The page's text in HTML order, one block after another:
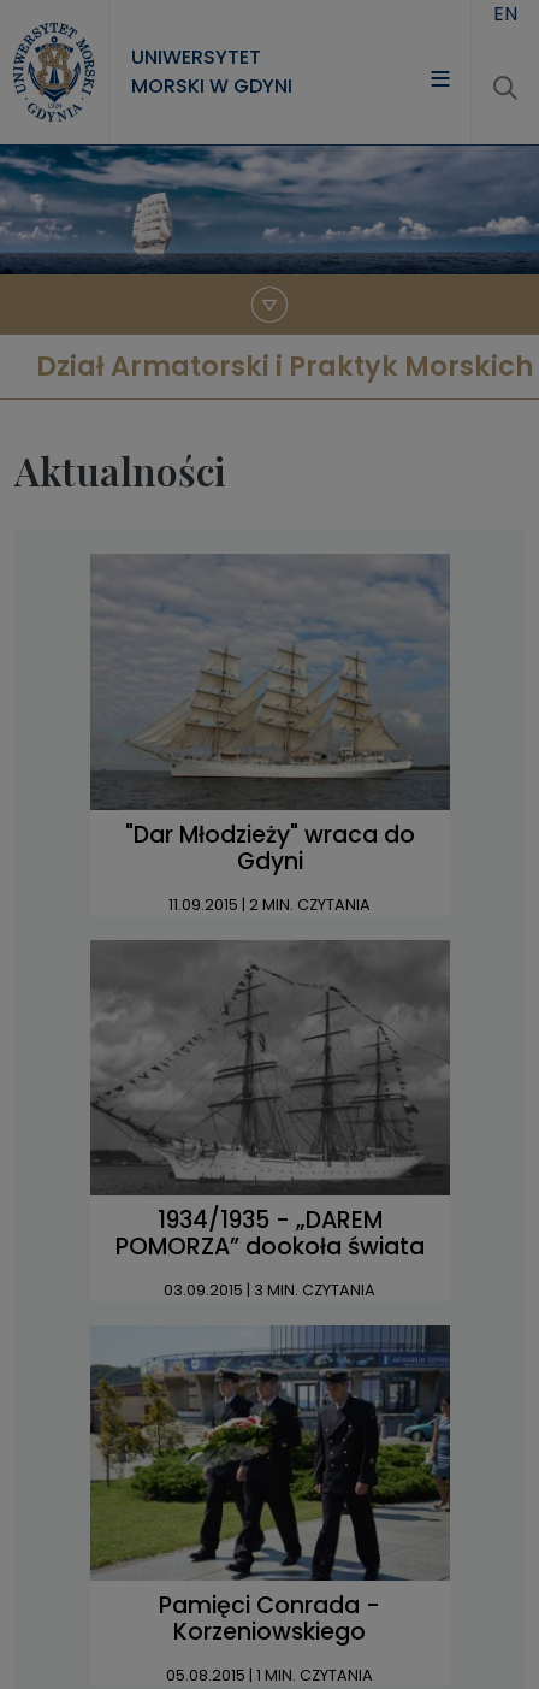
UNIWERSYTET
MORSKI W GDYNI
UNIWERSYTET
STUDIA
NAUKA
EN
Dział Armatorski i Praktyk Morskich
Aktualności
"Dar Młodzieży" wraca do
Gdyni
11.09.2015 | 2 MIN. CZYTANIA
1934/1935 - „DAREM
POMORZA” dookoła świata
03.09.2015 | 3 MIN. CZYTANIA
Pamięci Conrada -
Korzeniowskiego
05.08.2015 | 1 MIN. CZYTANIA